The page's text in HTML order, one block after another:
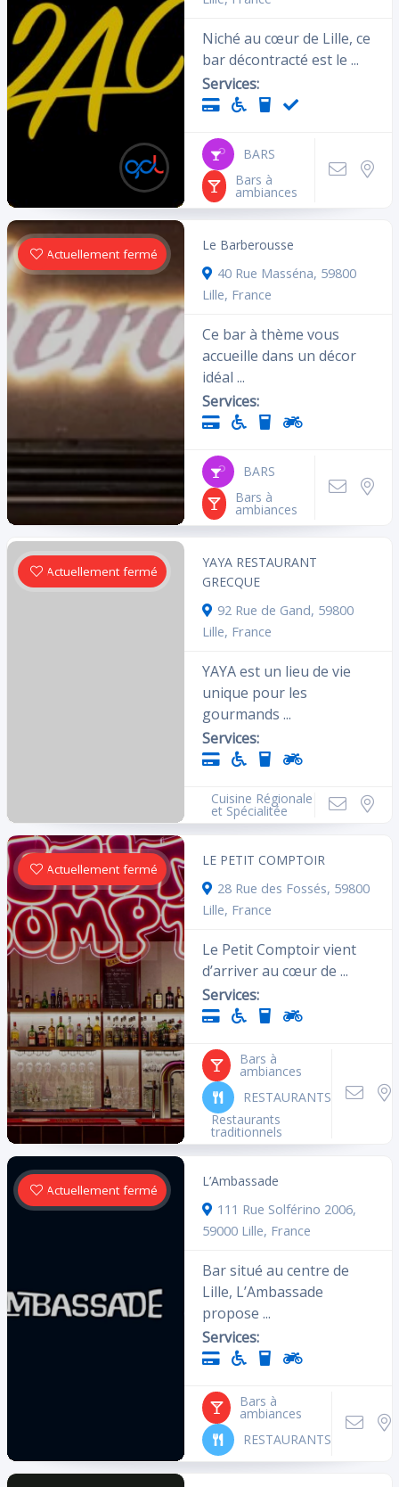
Niché au cœur de Lille, ce
bar décontracté est le ...
Services:
BARS
Bars à
ambiances
Actuellement fermé
Le Barberousse
40 Rue Masséna, 59800
Lille, France
Ce bar à thème vous
accueille dans un décor
idéal ...
Services:
BARS
Bars à
ambiances
Actuellement fermé
YAYA RESTAURANT
GRECQUE
92 Rue de Gand, 59800
Lille, France
YAYA est un lieu de vie
unique pour les
gourmands ...
Services:
Cuisine Régionale
et Spécialitée
Actuellement fermé
LE PETIT COMPTOIR
28 Rue des Fossés, 59800
Lille, France
Le Petit Comptoir vient
d’arriver au cœur de ...
Services:
Bars à
ambiances
RESTAURANTS
Restaurants
traditionnels
Actuellement fermé
L’Ambassade
111 Rue Solférino 2006,
59000 Lille, France
Bar situé au centre de
Lille, L’Ambassade
propose ...
Services:
Bars à
ambiances
RESTAURANTS